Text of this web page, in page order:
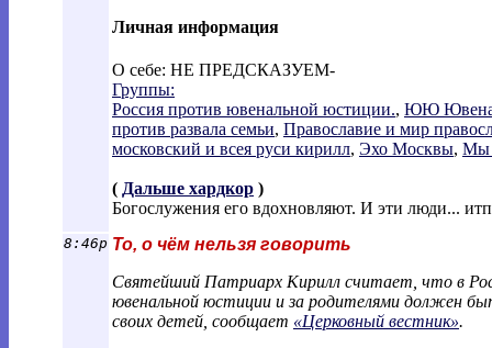
Личная информация
О себе: НЕ ПРЕДСКАЗУЕМ-
Группы:
Россия против ювенальной юстиции., ЮЮ
против развала семьи, Православие и мир
московский и всея руси кирилл, Эхо Москвы, Мы
( Дальше хардкор )
Богослужения его вдохновляют. И эти люди... итп
8:46p То, о чём нельзя говорить
Святейший Патриарх Кирилл считает, что в
ювенальной юстиции и за родителями должен
своих детей, сообщает «Церковный вестник».